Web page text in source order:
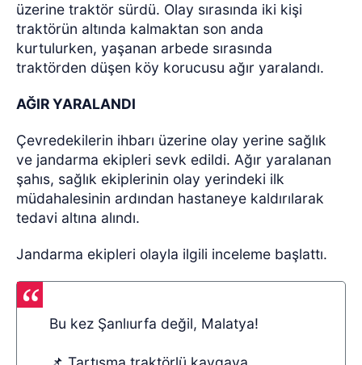
üzerine traktör sürdü. Olay sırasında iki kişi
traktörün altında kalmaktan son anda
kurtulurken, yaşanan arbede sırasında
traktörden düşen köy korucusu ağır yaralandı.
AĞIR YARALANDI
Çevredekilerin ihbarı üzerine olay yerine sağlık
ve jandarma ekipleri sevk edildi. Ağır yaralanan
şahıs, sağlık ekiplerinin olay yerindeki ilk
müdahalesinin ardından hastaneye kaldırılarak
tedavi altına alındı.
Jandarma ekipleri olayla ilgili inceleme başlattı.
Bu kez Şanlıurfa değil, Malatya!